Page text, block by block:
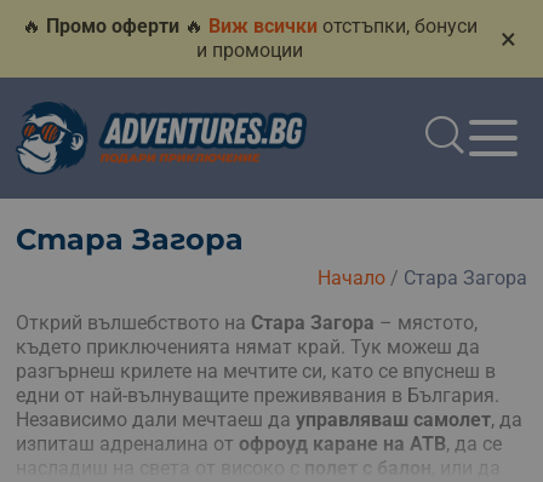
🔥 Промо оферти 🔥 Виж всички отстъпки, бонуси
и промоции
×
Стара Загора
Открий вълшебството на Стара Загора – мястото,
където приключенията нямат край. Тук можеш да
разгърнеш крилете на мечтите си, като се впуснеш в
едни от най-вълнуващите преживявания в България.
Независимо дали мечтаеш да управляваш самолет, да
изпиташ адреналина от офроуд каране на АТВ, да се
насладиш на света от високо с полет с балон , или да
Начало / Стара Загора